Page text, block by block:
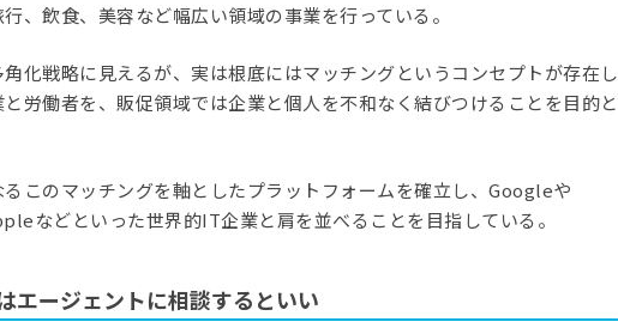
、飲食、美容など幅広い領域の事業を行っている。
化戦略に見えるが、実は根底にはマッチングというコンセプトが存在し
労働者を、販促領域では企業と個人を不和なく結びつけることを目的と
このマッチングを軸としたプラットフォームを確立し、Googleや
などといった世界的IT企業と肩を並べることを目指している。
エージェントに相談するといい